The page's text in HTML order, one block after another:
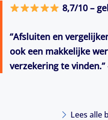
8,7/10 –
“Afsluiten en
ook een makkelijke
verzekering te vinden.”
Lees alle